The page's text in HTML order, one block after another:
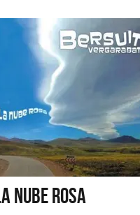
NUBE ROSA